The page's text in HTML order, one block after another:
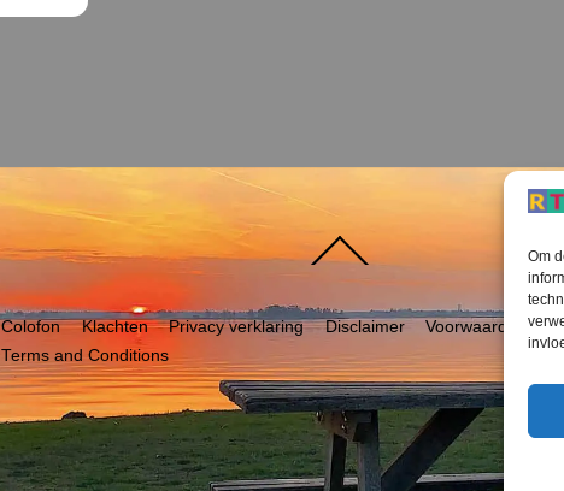
Om
naar
Colofon Klachten Privacy verklaring Disclaimer Voorwaarden
Terms and Conditions